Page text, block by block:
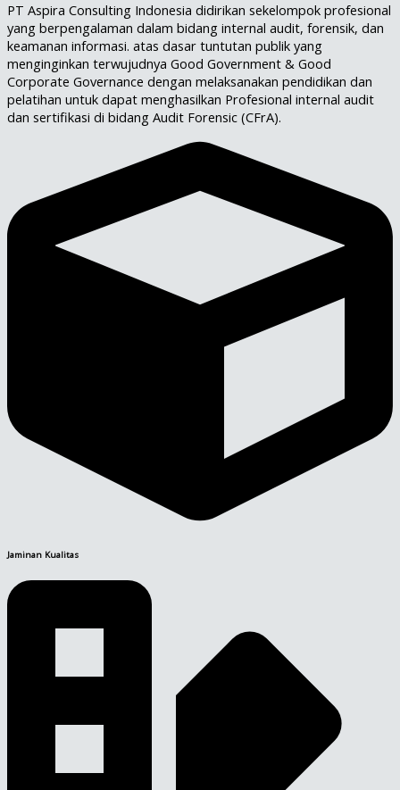
PT Aspira Consulting Indonesia didirikan sekelompok profesional
yang berpengalaman dalam bidang internal audit, forensik, dan
keamanan informasi. atas dasar tuntutan publik yang
menginginkan terwujudnya Good Government & Good
Corporate Governance dengan melaksanakan pendidikan dan
pelatihan untuk dapat menghasilkan Profesional internal audit
dan sertifikasi di bidang Audit Forensic (CFrA).
Jaminan Kualitas